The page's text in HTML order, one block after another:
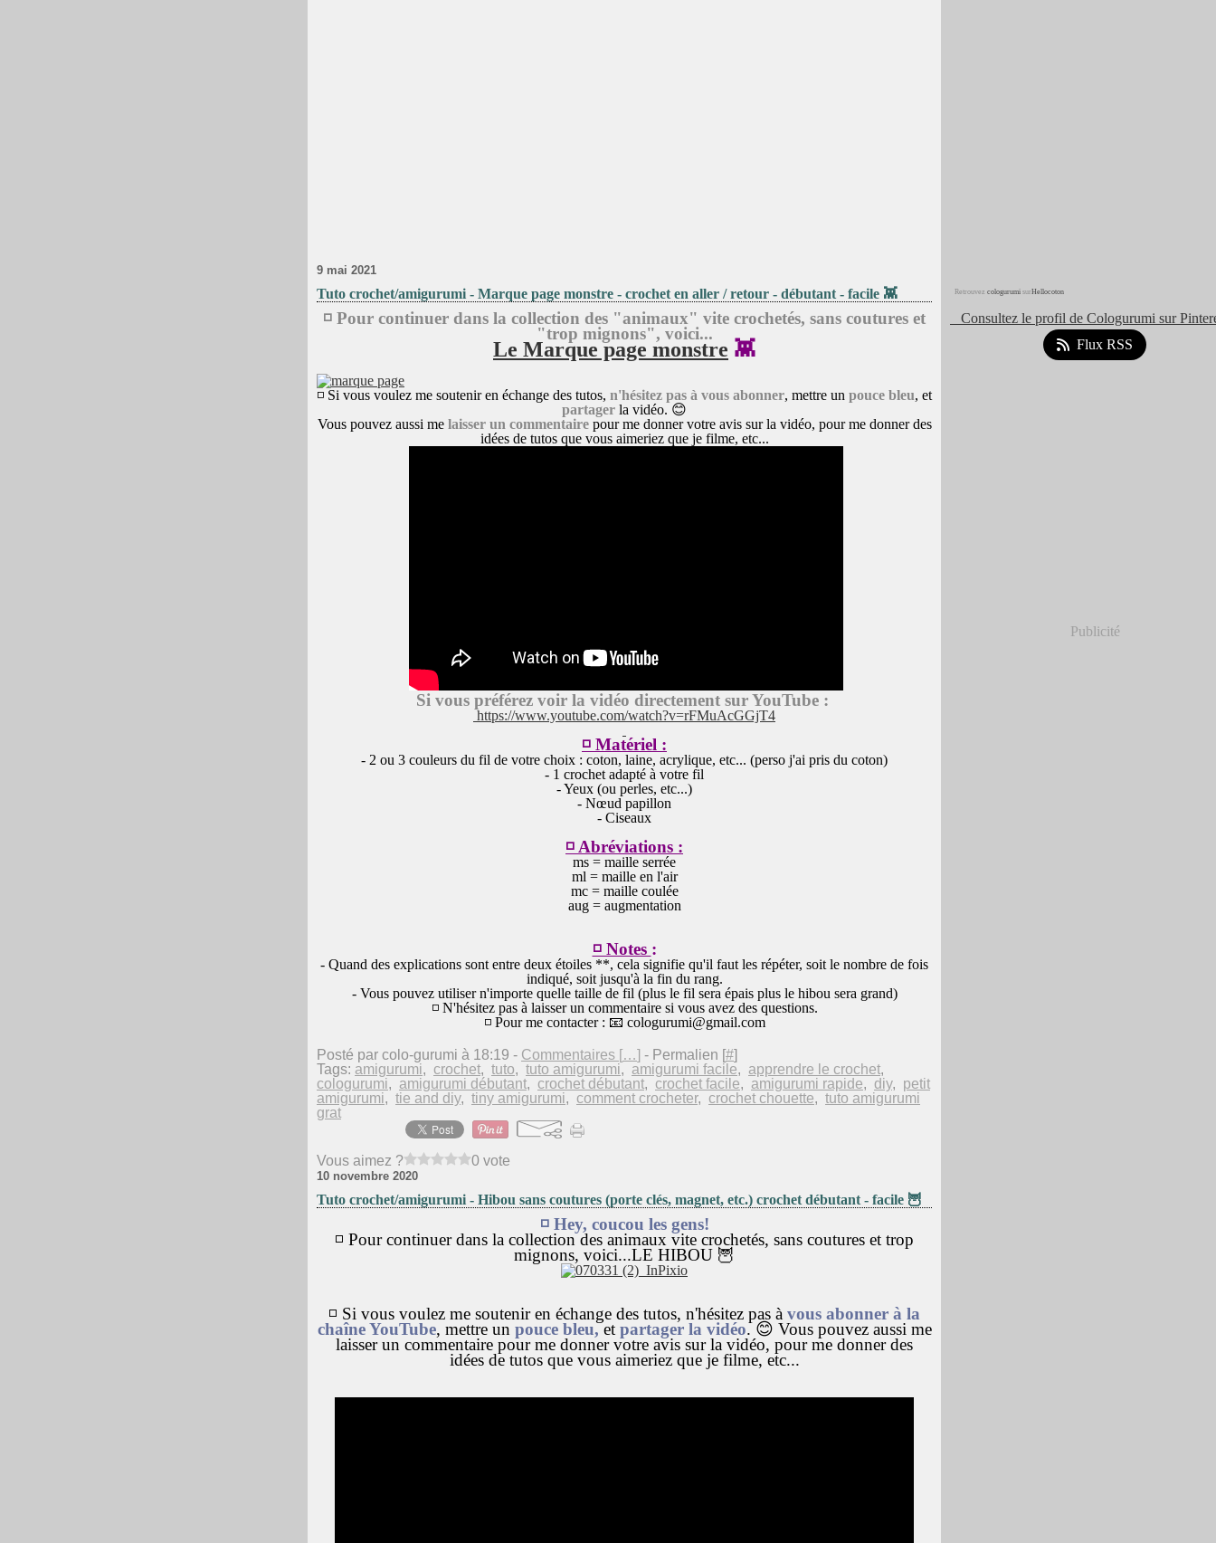
9 mai 2021
Tuto crochet/amigurumi - Marque page monstre - crochet en aller / retour - débutant - facile 👾
◽ Pour continuer dans la collection des "animaux" vite crochetés, sans coutures et
"trop mignons", voici...
Le Marque page monstre 👾
◽ Si vous voulez me soutenir en échange des tutos, n'hésitez pas à vous abonner, mettre un pouce bleu, et
partager la vidéo. 😊
Vous pouvez aussi me laisser un commentaire pour me donner votre avis sur la vidéo, pour me donner des
idées de tutos que vous aimeriez que je filme, etc...
Si vous préférez voir la vidéo directement sur YouTube :
https://www.youtube.com/watch?v=rFMuAcGGjT4
◽ Matériel :
- 2 ou 3 couleurs du fil de votre choix : coton, laine, acrylique, etc... (perso j'ai pris du coton)
- 1 crochet adapté à votre fil
- Yeux (ou perles, etc...)
- Nœud papillon
- Ciseaux
◽ Abréviations :
ms = maille serrée
ml = maille en l'air
mc = maille coulée
aug = augmentation
◽ Notes :
- Quand des explications sont entre deux étoiles **, cela signifie qu'il faut les répéter, soit le nombre de fois
indiqué, soit jusqu'à la fin du rang.
- Vous pouvez utiliser n'importe quelle taille de fil (plus le fil sera épais plus le hibou sera grand)
◽ N'hésitez pas à laisser un commentaire si vous avez des questions.
◽ Pour me contacter : 📧 cologurumi@gmail.com
Posté par colo-gurumi à 18:19 - Commentaires […] - Permalien [#]
Tags: amigurumi, crochet, tuto, tuto amigurumi, amigurumi facile, apprendre le crochet,
cologurumi, amigurumi débutant, crochet débutant, crochet facile, amigurumi rapide, diy, petit
amigurumi, tie and diy, tiny amigurumi, comment crocheter, crochet chouette, tuto amigurumi
grat
Vous aimez ? 0 vote
10 novembre 2020
Tuto crochet/amigurumi - Hibou sans coutures (porte clés, magnet, etc.) crochet débutant - facile 🦉
◽ Hey, coucou les gens!
◽ Pour continuer dans la collection des animaux vite crochetés, sans coutures et trop
mignons, voici...LE HIBOU 🦉
◽ Si vous voulez me soutenir en échange des tutos, n'hésitez pas à vous abonner à la
chaîne YouTube, mettre un pouce bleu,et partager la vidéo. 😊 Vous pouvez aussi me
laisser un commentaire pour me donner votre avis sur la vidéo, pour me donner des
idées de tutos que vous aimeriez que je filme, etc...
Retrouvez cologurumi surHellocoton
Consultez le profil de Cologurumi sur
Flux RSS
Publicité